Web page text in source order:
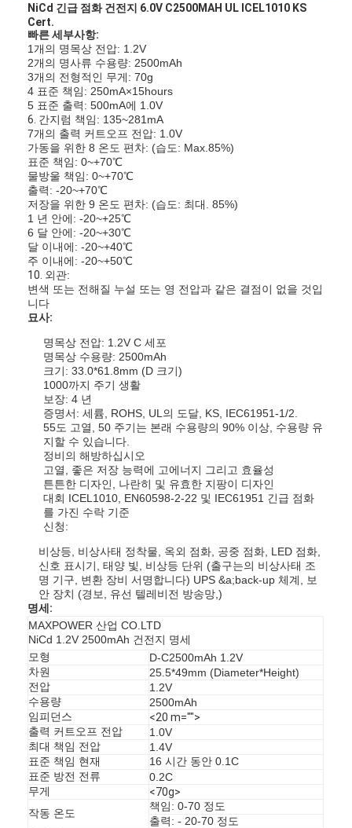
NiCd 긴급 점화 건전지 6.0V C2500MAH UL ICEL1010 KS
Cert.
빠른 세부사항:
1개의 명목상 전압: 1.2V
2개의 명사류 수용량: 2500mAh
3개의 전형적인 무게: 70g
4 표준 책임: 250mA×15hours
5 표준 출력: 500mA에 1.0V
6. 간지럼 책임: 135~281mA
7개의 출력 커트오프 전압: 1.0V
가동을 위한 8 온도 편차: (습도: Max.85%)
표준 책임: 0~+70℃
물방울 책임: 0~+70℃
출력: -20~+70℃
저장을 위한 9 온도 편차: (습도: 최대. 85%)
1 년 안에: -20~+25℃
6 달 안에: -20~+30℃
달 이내에: -20~+40℃
주 이내에: -20~+50℃
10. 외관:
변색 또는 전해질 누설 또는 영 전압과 같은 결점이 없을 것입
니다
묘사:
명목상 전압: 1.2V C 세포
명목상 수용량: 2500mAh
크기: 33.0*61.8mm (D 크기)
1000까지 주기 생활
보장: 4 년
증명서: 세륨, ROHS, UL의 도달, KS, IEC61951-1/2.
55도 고열, 50 주기는 본래 수용량의 90% 이상, 수용량 유
지할 수 있습니다.
정비의 해방하십시오
고열, 좋은 저장 능력에 고에너지 그리고 효율성
튼튼한 디자인, 나란히 및 유효한 지팡이 디자인
대회 ICEL1010, EN60598-2-22 및 IEC61951 긴급 점화
를 가진 수락 기준
신청:
비상등, 비상사태 정착물, 옥외 점화, 공중 점화, LED 점화,
신호 표시기, 태양 빛, 비상등 단위 (출구는의 비상사태 조
명 기구, 변환 장비 서명합니다) UPS &a;back-up 체계, 보
안 장치 (경보, 유선 텔레비전 방송망,)
명세:
MAXPOWER 산업 CO.LTD
NiCd 1.2V 2500mAh 건전지 명세
모형
D-C2500mAh 1.2V
차원
25.5*49mm (Diameter*Height)
전압
1.2V
수용량
2500mAh
임피던스
<20 m="">
출력 커트오프 전압
1.0V
최대 책임 전압
1.4V
표준 책임 현재
16 시간 동안 0.1C
표준 방전 전류
0.2C
무게
<70g>
작동 온도
책임: 0-70 정도
출력: - 20-70 정도